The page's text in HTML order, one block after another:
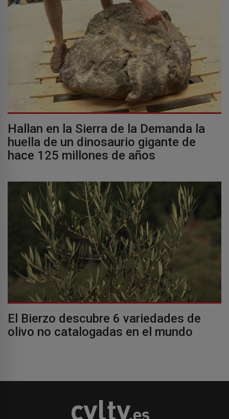
Hallan en la Sierra de la Demanda la
huella de un dinosaurio gigante de
hace 125 millones de años
El Bierzo descubre 6 variedades de
olivo no catalogadas en el mundo